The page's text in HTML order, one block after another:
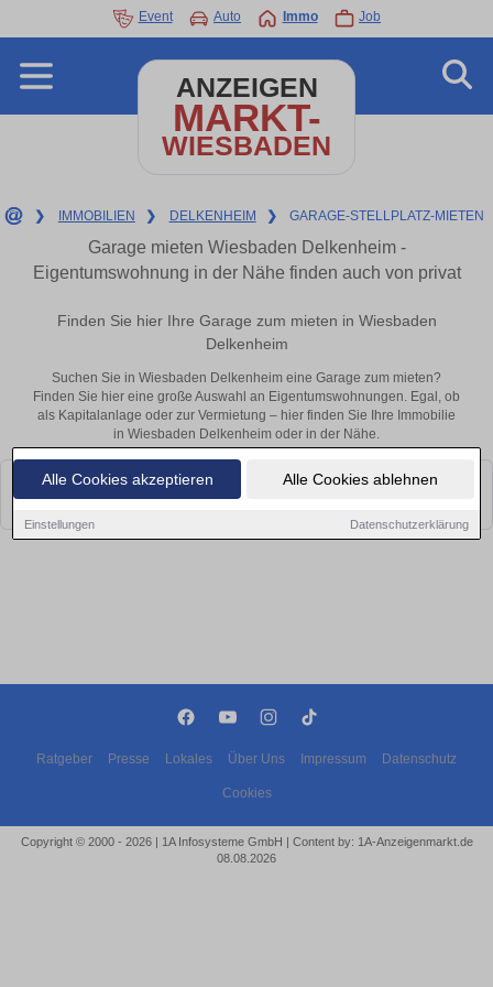
Alle Cookies akzeptieren Alle Cookies ablehnen
Einstellungen Datenschutzerklärung
Event Auto Immo Job
ANZEIGEN
MARKT-
WIESBADEN
❯ IMMOBILIEN ❯ DELKENHEIM ❯ GARAGE-STELLPLATZ-MIETEN
Garage mieten Wiesbaden Delkenheim -
Eigentumswohnung in der Nähe finden auch von privat
Finden Sie hier Ihre Garage zum mieten in Wiesbaden
Delkenheim
Suchen Sie in Wiesbaden Delkenheim eine Garage zum mieten?
Finden Sie hier eine große Auswahl an Eigentumswohnungen. Egal, ob
als Kapitalanlage oder zur Vermietung – hier finden Sie Ihre Immobilie
in Wiesbaden Delkenheim oder in der Nähe.
Leider konnten wir derzeit keine passenden Objekte finden. Schauen Sie
bald wieder vorbei!
Ratgeber Presse Lokales Über Uns Impressum Datenschutz
Cookies
Copyright © 2000 - 2026 | 1A Infosysteme GmbH | Content by: 1A-Anzeigenmarkt.de
08.08.2026